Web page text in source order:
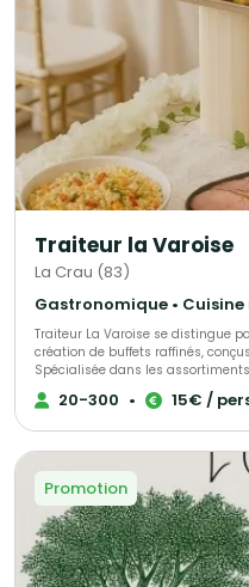
Traiteur la Varoise
La Crau (83)
Traiteur La Varoise se distingue
création de buffets raffinés,
Spécialisée dans les
des prestations élégantes et
créativité et esthétique. Quels sont les services proposés ? Qu’il s’agisse
une expérience culinaire qui
20-300 • 15€ /
Promotion